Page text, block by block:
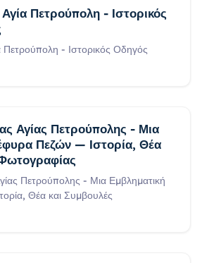
Πετρούπολη - Ιστορικός
Πετρούπολη - Ιστορικός Οδηγός
Αγίας Πετρούπολης - Μια
Πεζών — Ιστορία, Θέα
Πετρούπολης - Μια Εμβληματική
Θέα και Συμβουλές